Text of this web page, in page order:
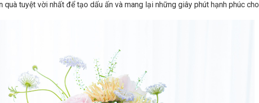
tuyệt vời nhất để tạo dấu ấn và mang lại những giây phút hạnh phúc